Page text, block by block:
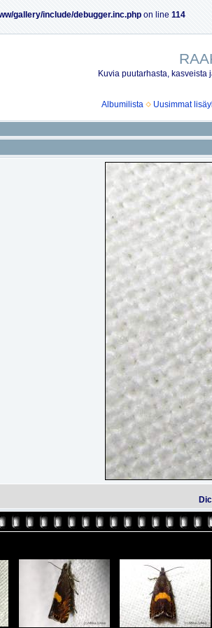
gallery/include/debugger.inc.php on line 114
Kuvia puutarhasta, kasveista
Albumilista
Uusimmat